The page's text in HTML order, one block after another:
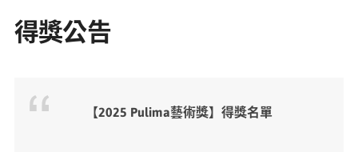
藝壇人物
得獎公告
【2025 Pulima藝術獎】得獎名單